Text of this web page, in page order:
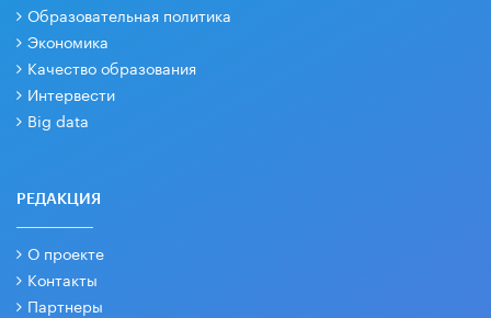
Образовательная политика
Экономика
Качество образования
Интервести
Big data
РЕДАКЦИЯ
О проекте
Контакты
Партнеры